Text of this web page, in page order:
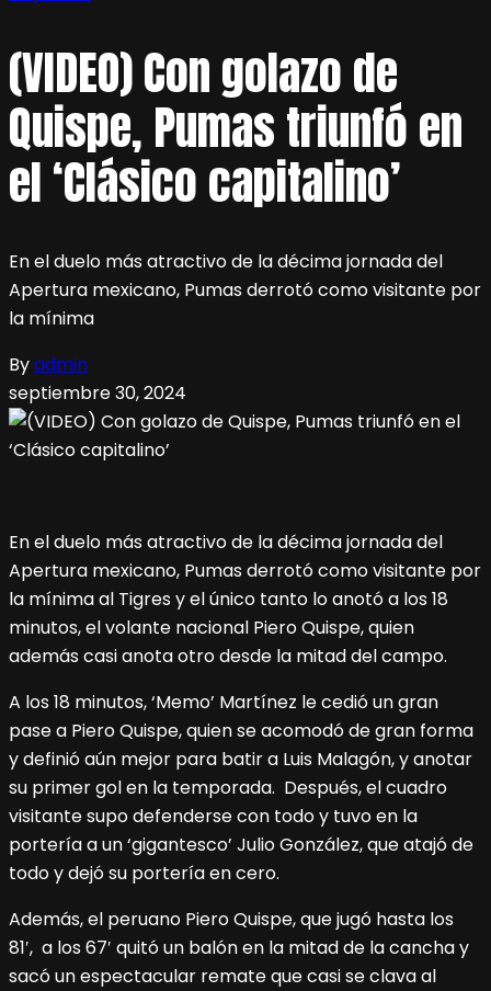
(VIDEO) Con golazo de
Quispe, Pumas triunfó en
el ‘Clásico capitalino’
En el duelo más atractivo de la décima jornada del
Apertura mexicano, Pumas derrotó como visitante por
la mínima
Byadmin
septiembre 30, 2024
En el duelo más atractivo de la décima jornada del
Apertura mexicano, Pumas derrotó como visitante por
la mínima al Tigres y el único tanto lo anotó a los 18
minutos, el volante nacional Piero Quispe, quien
además casi anota otro desde la mitad del campo.
A los 18 minutos, ‘Memo’ Martínez le cedió un gran
pase a Piero Quispe, quien se acomodó de gran forma
y definió aún mejor para batir a Luis Malagón, y anotar
su primer gol en la temporada. Después, el cuadro
visitante supo defenderse con todo y tuvo en la
portería a un ‘gigantesco’ Julio González, que atajó de
todo y dejó su portería en cero.
Además, el peruano Piero Quispe, que jugó hasta los
81′, a los 67′ quitó un balón en la mitad de la cancha y
sacó un espectacular remate que casi se clava al